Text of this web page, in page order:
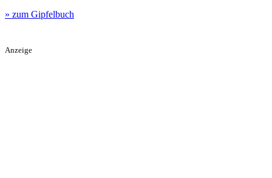
» zum Gipfelbuch
Anzeige